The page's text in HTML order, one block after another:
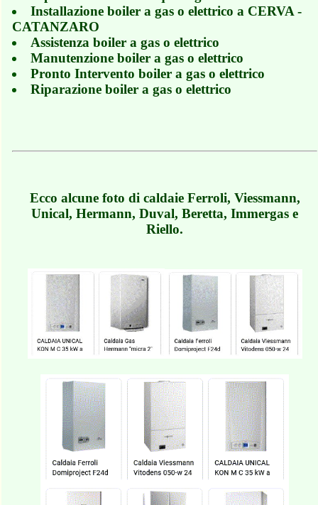
Installazione boiler a gas o elettrico a CERVA -
CATANZARO
Assistenza boiler a gas o elettrico
Manutenzione boiler a gas o elettrico
Pronto Intervento boiler a gas o elettrico
Riparazione boiler a gas o elettrico
Ecco alcune foto di caldaie Ferroli, Viessmann,
Unical, Hermann, Duval, Beretta, Immergas e
Riello.